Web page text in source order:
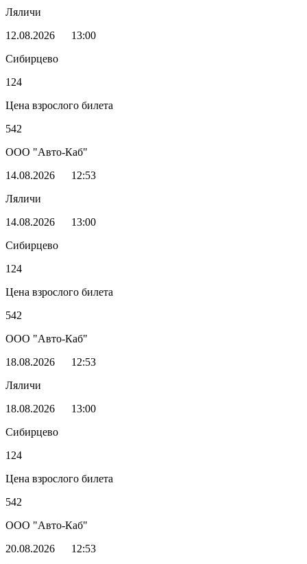
Ляличи
12.08.2026
13:00
Сибирцево
124
Цена взрослого билета
542
ООО "Авто-Каб"
14.08.2026
12:53
Ляличи
14.08.2026
13:00
Сибирцево
124
Цена взрослого билета
542
ООО "Авто-Каб"
18.08.2026
12:53
Ляличи
18.08.2026
13:00
Сибирцево
124
Цена взрослого билета
542
ООО "Авто-Каб"
20.08.2026
12:53